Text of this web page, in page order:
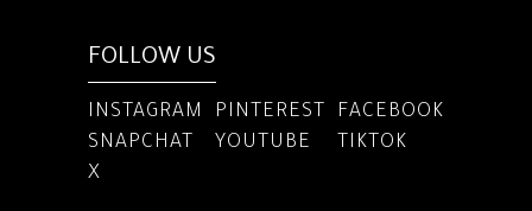
FOLLOW US
INSTAGRAM PINTEREST
FACEBOOK
SNAPCHAT
YOUTUBE
TIKTOK
X